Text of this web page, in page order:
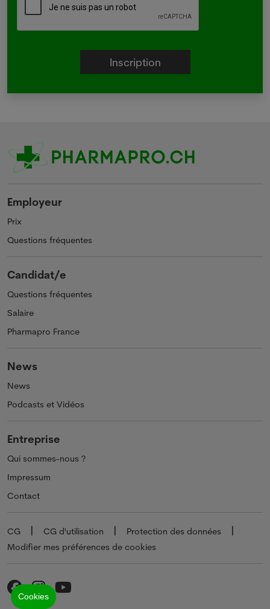
Employeur
Prix
Questions fréquentes
Candidat/e
Questions fréquentes
Salaire
Pharmapro France
News
News
Podcasts et Vidéos
Entreprise
Qui sommes-nous ?
Impressum
Contact
CG CG d'utilisation
Protection des données
Modifier mes préférences de cookies